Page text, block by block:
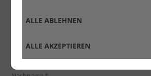
ALLE ABLEHNEN
ALLE AKZEPTIEREN